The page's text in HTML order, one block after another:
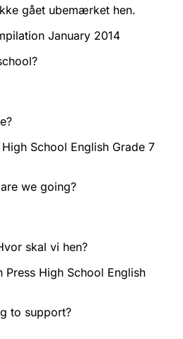
gået ubemærket hen.
January 2014
School English Grade 7
we going?
skal vi hen?
High School English
to support?